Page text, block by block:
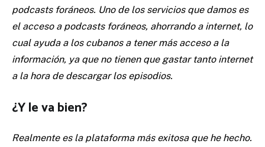
podcasts foráneos. Uno de los servicios que damos es
el acceso a podcasts foráneos, ahorrando a internet, lo
cual ayuda a los cubanos a tener más acceso a la
información, ya que no tienen que gastar tanto internet
a la hora de descargar los episodios.
¿Y le va bien?
Realmente es la plataforma más exitosa que he hecho.